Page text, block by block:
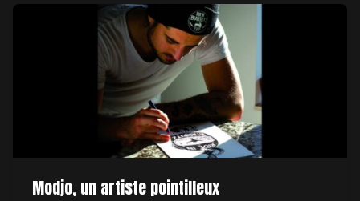
Modjo, un artiste pointilleux